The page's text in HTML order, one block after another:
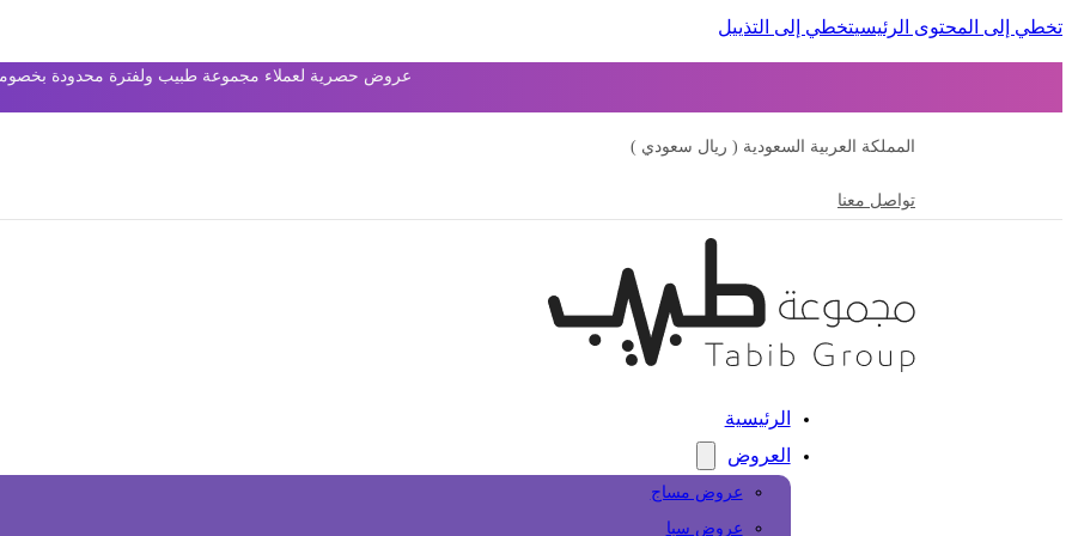
تخطي إلى المحتوى الرئيسيتخطي إلى التذييل
عروض حصرية لعملاء مجموعة طبيب ولفترة محدودة بخصومات
المملكة العربية السعودية ( ريال سعودي )
تواصل معنا
الرئيسية
العروض
عروض مساج
عروض سبا